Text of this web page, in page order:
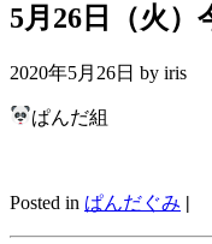
5月26日（火）
2020年5月26日 by iris
ぱんだ組
Posted in ぱんだぐみ |